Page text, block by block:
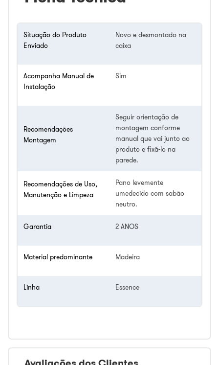
Situação do Produto
Enviado
Novo e desmontado na
caixa
Acompanha Manual de
Instalação
Sim
Recomendações
Montagem
Seguir orientação de
montagem conforme
manual que vai junto ao
produto e fixá-lo na
parede.
Recomendações de Uso,
Manutenção e Limpeza
Pano levemente
umedecido com sabão
neutro.
Garantia 2 ANOS
Material predominante Madeira
Linha Essence